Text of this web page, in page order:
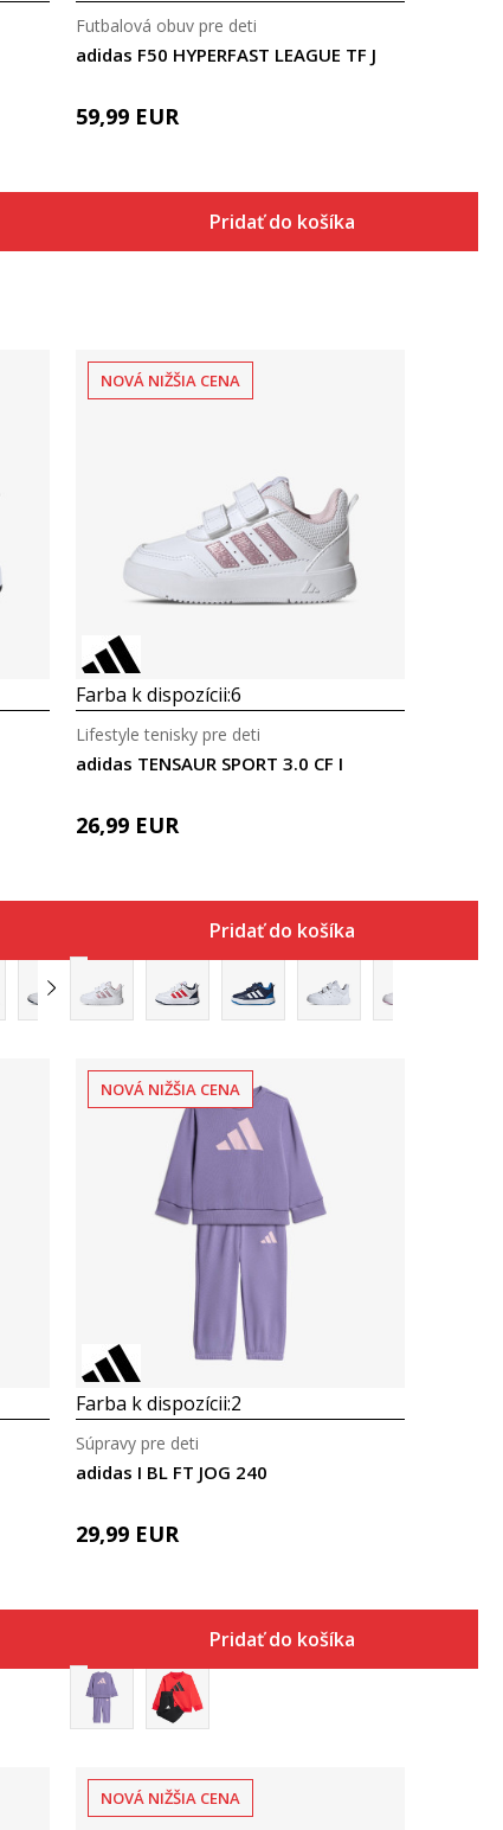
adidas F50 HYPERFAST LEAGUE TF J
Futbalová obuv pre deti
59,99 EUR
Pridať do košíka
Porovnaj
NOVÁ NIŽŠIA CENA
Farba k dispozícii:6
adidas TENSAUR SPORT 3.0 CF I
Lifestyle tenisky pre deti
26,99 EUR
Pridať do košíka
Porovnaj
NOVÁ NIŽŠIA CENA
Farba k dispozícii:2
adidas I BL FT JOG 240
Súpravy pre deti
29,99 EUR
Pridať do košíka
NOVÁ NIŽŠIA CENA